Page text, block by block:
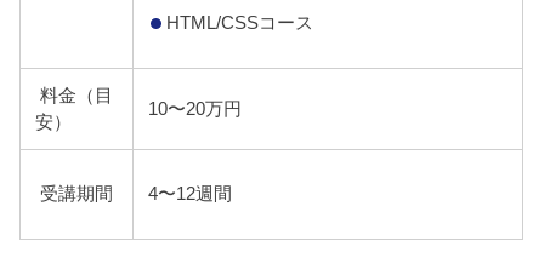
HTML/CSSコース
料金（目
安）
10〜20万円
受講期間 4〜12週間